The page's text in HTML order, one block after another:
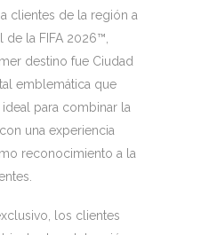
clientes de la región a
de la FIFA 2026™,
destino fue Ciudad
emblemática que
para combinar la
una experiencia
reconocimiento a la
los clientes